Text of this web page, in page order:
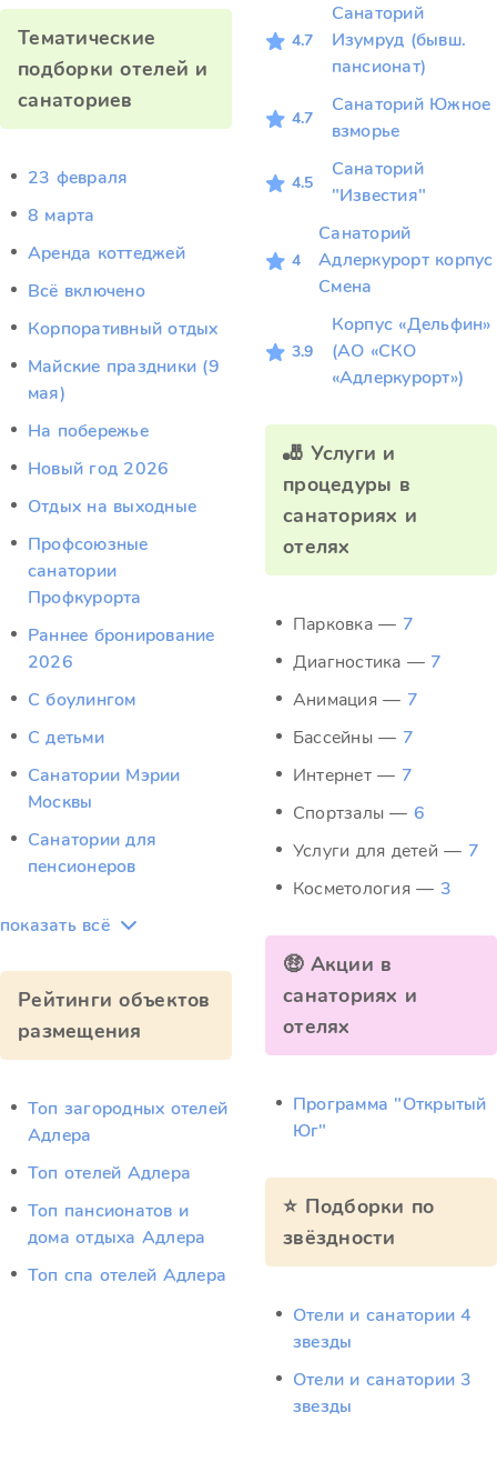
Тематические
подборки отелей и
санаториев
23 февраля
8 марта
Аренда коттеджей
Всё включено
Корпоративный отдых
Майские праздники (9
мая)
На побережье
Новый год 2026
Отдых на выходные
Профсоюзные
санатории
Профкурорта
Раннее бронирование
2026
С боулингом
С детьми
Санатории Мэрии
Москвы
Санатории для
пенсионеров
показать всё
Рейтинги объектов
размещения
Топ загородных отелей
Адлера
Топ отелей Адлера
Топ пансионатов и
дома отдыха Адлера
Топ спа отелей Адлера
4.7
Санаторий
Изумруд (бывш.
пансионат)
4.7
Санаторий Южное
взморье
4.5
Санаторий
"Известия"
4
Санаторий
Адлеркурорт корпус
Смена
3.9
Корпус «Дельфин»
(АО «СКО
«Адлеркурорт»)
🎳 Услуги и
процедуры в
санаториях и
отелях
Парковка — 7
Диагностика — 7
Анимация — 7
Бассейны — 7
Интернет — 7
Спортзалы — 6
Услуги для детей — 7
Косметология — 3
🤑 Акции в
санаториях и
отелях
Программа "Открытый
Юг"
⭐ Подборки по
звёздности
Отели и санатории 4
звезды
Отели и санатории 3
звезды